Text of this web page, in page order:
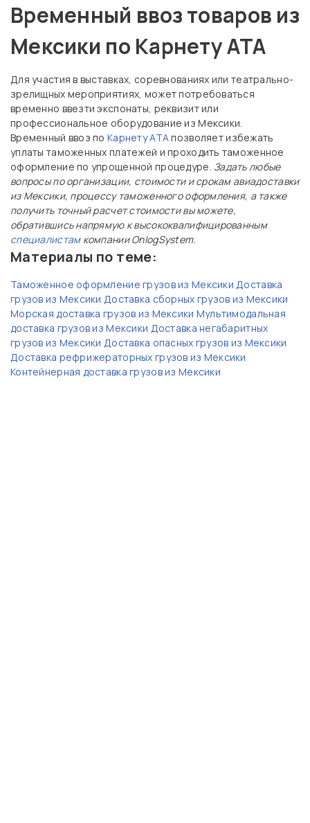
Временный ввоз товаров из
Мексики по Карнету АТА
Для участия в выставках, соревнованиях или театрально-
зрелищных мероприятиях, может потребоваться
временно ввезти экспонаты, реквизит или
профессиональное оборудование из Мексики.
Временный ввоз поКарнету АТАпозволяет избежать
уплаты таможенных платежей и проходить таможенное
оформление по упрощенной процедуре. Задать любые
вопросы по организации, стоимости и срокам авиадоставки
из Мексики, процессу таможенного оформления, а также
получить точный расчет стоимости вы можете,
обратившись напрямую к высококвалифицированным
специалистамкомпании OnlogSystem.
Материалы по теме:
Таможенное оформление грузов из Мексики Доставка
грузов из Мексики Доставка сборных грузов из Мексики
Морская доставка грузов из Мексики Мультимодальная
доставка грузов из Мексики Доставка негабаритных
грузов из Мексики Доставка опасных грузов из Мексики
Доставка рефрижераторных грузов из Мексики
Контейнерная доставка грузов из Мексики